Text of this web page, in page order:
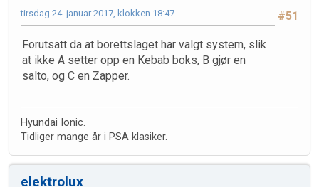
#51
tirsdag 24. januar 2017, klokken 18:47
Forutsatt da at borettslaget har valgt system, slik
at ikke A setter opp en Kebab boks, B gjør en
salto, og C en Zapper.
Hyundai Ionic.
Tidliger mange år i PSA klasiker.
elektrolux